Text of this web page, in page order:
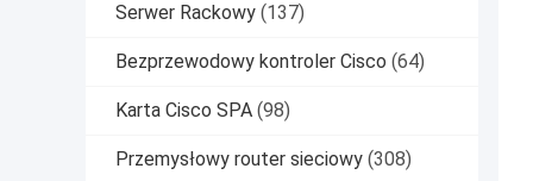
Serwer Rackowy (137)
Bezprzewodowy kontroler Cisco (64)
Karta Cisco SPA (98)
Przemysłowy router sieciowy (308)